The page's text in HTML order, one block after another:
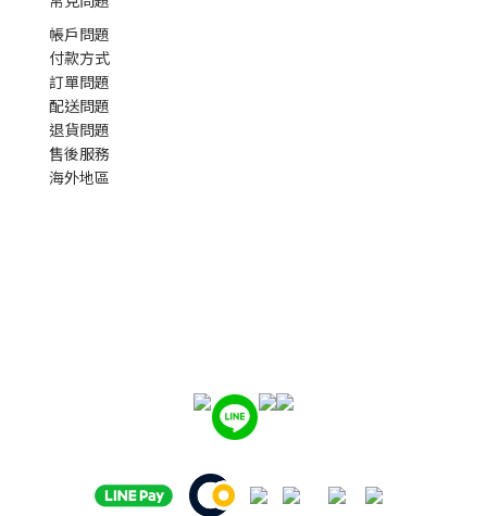
帳戶問題
付款方式
訂單問題
配送問題
退貨問題
售後服務
海外地區